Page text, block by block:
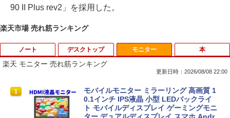
90 II Plus rev2」を採用した。
楽天市場 売れ筋ランキング
ノート
1
レビュー投稿 5年保証｜MS Office 2024
H&B 搭載｜中古 ノートパソコン Windo
ws11 Office付｜スペック Core i5 第7世
代 メモリ 8GB 大容量 HDD 500GB テン
デスクトップ モニター
楽天 モニター 売れ筋ランキング
更新日時：2026/08/08 22:00
1
モバイルモニター ミラーリング 高画質 1
0.1インチ IPS液晶 小型 LEDバックライ
ト モバイルディスプレイ ゲーミングモニ
ター デュアルディスプレイ スマホ Andr
本